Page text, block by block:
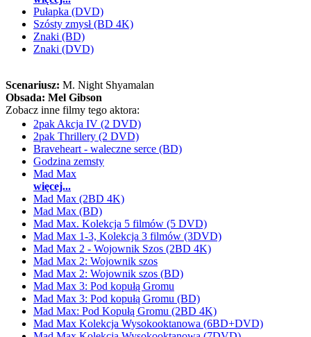
Pułapka (DVD)
Szósty zmysł (BD 4K)
Znaki (BD)
Znaki (DVD)
Scenariusz: M. Night Shyamalan
Obsada: Mel Gibson
Zobacz inne filmy tego aktora:
2pak Akcja IV (2 DVD)
2pak Thrillery (2 DVD)
Braveheart - waleczne serce (BD)
Godzina zemsty
Mad Max
więcej...
Mad Max (2BD 4K)
Mad Max (BD)
Mad Max. Kolekcja 5 filmów (5 DVD)
Mad Max 1-3, Kolekcja 3 filmów (3DVD)
Mad Max 2 - Wojownik Szos (2BD 4K)
Mad Max 2: Wojownik szos
Mad Max 2: Wojownik szos (BD)
Mad Max 3: Pod kopułą Gromu
Mad Max 3: Pod kopułą Gromu (BD)
Mad Max: Pod Kopułą Gromu (2BD 4K)
Mad Max Kolekcja Wysokooktanowa (6BD+DVD)